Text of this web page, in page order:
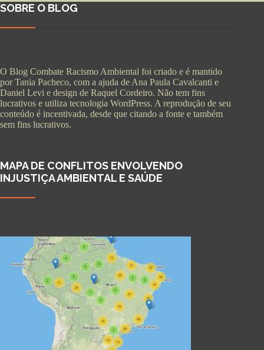
SOBRE O BLOG
O Blog Combate Racismo Ambiental foi criado e é mantido
por Tania Pacheco, com a ajuda de Ana Paula Cavalcanti e
Daniel Levi e design de Raquel Cordeiro. Não tem fins
lucrativos e utiliza tecnologia WordPress. A reprodução de seu
conteúdo é incentivada, desde que citando a fonte e também
sem fins lucrativos.
MAPA DE CONFLITOS ENVOLVENDO
INJUSTIÇA AMBIENTAL E SAÚDE